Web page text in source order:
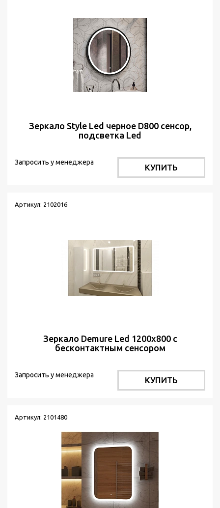
Зеркало Style Led черное D800 сенсор,
подсветка Led
Запросить у менеджера
КУПИТЬ
Артикул: 2102016
Зеркало Demure Led 1200х800 с
бесконтактным сенсором
Запросить у менеджера
КУПИТЬ
Артикул: 2101480